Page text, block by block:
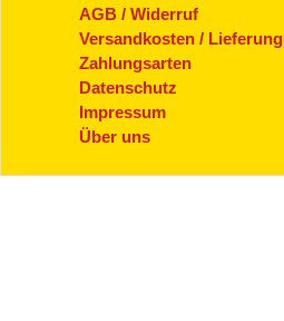
AGB / Widerruf
Versandkosten / Lieferung
Zahlungsarten
Datenschutz
Impressum
Über uns